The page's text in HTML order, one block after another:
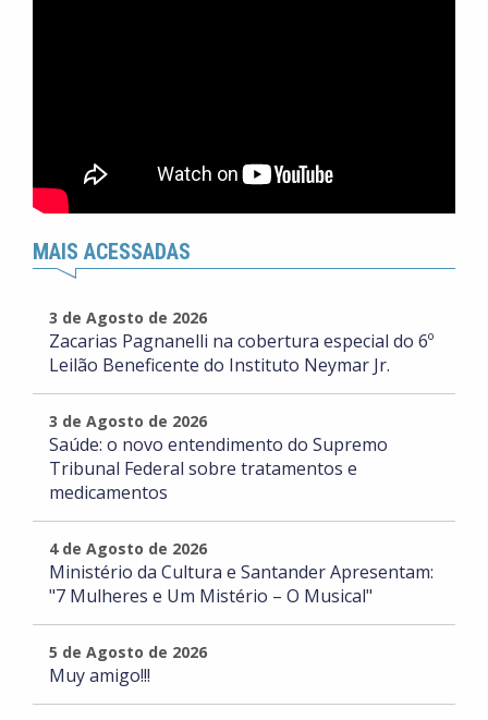
MAIS ACESSADAS
3 de Agosto de 2026
Zacarias Pagnanelli na cobertura especial do 6º
Leilão Beneficente do Instituto Neymar Jr.
3 de Agosto de 2026
Saúde: o novo entendimento do Supremo
Tribunal Federal sobre tratamentos e
medicamentos
4 de Agosto de 2026
Ministério da Cultura e Santander Apresentam:
"7 Mulheres e Um Mistério – O Musical"
5 de Agosto de 2026
Muy amigo!!!